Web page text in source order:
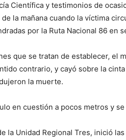
se
Científica y testimonios de
la mañana cuando la víctima
por la Ruta Nacional 86 en
que se tratan de establecer, el
contrario, y cayó sobre la
la muerte.
en cuestión a pocos metros y se
la Unidad Regional Tres, inició